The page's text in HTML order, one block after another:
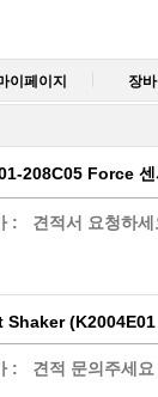
이페이지 장
208C05 Force 센
: 견적서 요청하세
Shaker
: 견적 문의주세요